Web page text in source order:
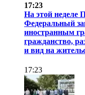
17:23
На этой неделе
Федеральный
иностранным
гражданство,
и вид на
17:23